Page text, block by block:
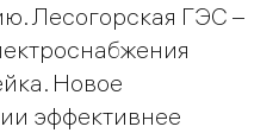
Лесогорская ГЭС –
Новое
эффективнее